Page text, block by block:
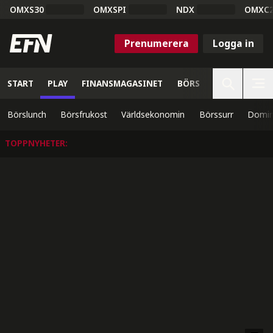
OMXS30 OMXSPI NDX
Prenumerera Logga in
START PLAY FINANSMAGASINET BÖRS
Börslunch Börsfrukost Världsekonomin Börssurr
TOPPNYHETER: